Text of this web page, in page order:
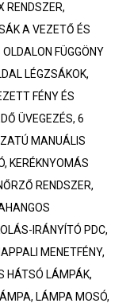
RENDSZER,
A VEZETŐ ÉS
FÜGGÖNY
LÉGZSÁKOK,
FÉNY ÉS
ÜVEGEZÉS, 6
MANUÁLIS
KERÉKNYOMÁS
RENDSZER,
IRÁNYÍTÓ PDC,
MENETFÉNY,
HÁTSÓ LÁMPÁK,
LÁMPA MOSÓ,